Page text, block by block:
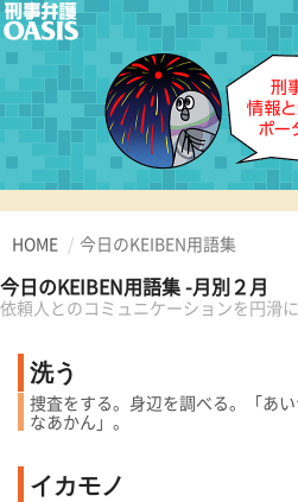
HOME 今日のKEIBEN用語集
今日のKEIBEN用語集 -月別２月
依頼人とのコミュニケーションを円滑
洗う
捜査をする。身辺を調べる。「あ
なあかん」。
イカモノ